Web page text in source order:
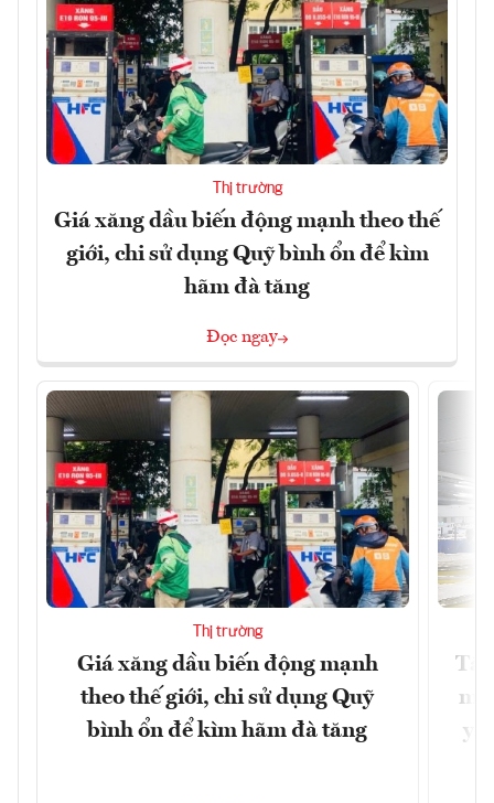
Thị trường
Giá xăng dầu biến động mạnh theo thế
giới, chi sử dụng Quỹ bình ổn để kìm
hãm đà tăng
Đọc ngay
Thị trường
Giá xăng dầu biến động mạnh
theo thế giới, chi sử dụng Quỹ
bình ổn để kìm hãm đà tăng